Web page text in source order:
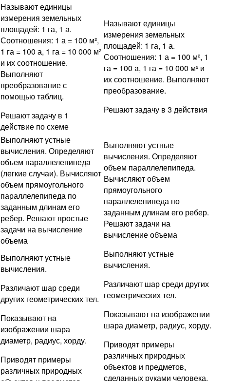
Называют единицы
измерения земельных
площадей: 1 га, 1 а.
Соотношения: 1 а = 100 м²,
1 га = 100 а, 1 га = 10 000 м²
и их соотношение.
Выполняют
преобразование с
помощью таблиц.
Решают задачу в 1
действие по схеме
Называют единицы
измерения земельных
площадей: 1 га, 1 а.
Соотношения: 1 а = 100 м², 1
га = 100 а, 1 га = 10 000 м² и
их соотношение. Выполняют
преобразование.
Решают задачу в 3 действия
Выполняют устные
вычисления. Определяют
объем параллелепипеда
(легкие случаи). Вычисляют
объем прямоугольного
параллелепипеда по
заданным длинам его
ребер. Решают простые
задачи на вычисление
объема
Выполняют устные
вычисления. Определяют
объем параллелепипеда.
Вычисляют объем
прямоугольного
параллелепипеда по
заданным длинам его ребер.
Решают задачи на
вычисление объема
Выполняют устные
вычисления.
Различают шар среди
других геометрических тел.
Показывают на
изображении шара
диаметр, радиус, хорду.
Приводят примеры
различных природных
Выполняют устные
вычисления.
Различают шар среди других
геометрических тел.
Показывают на изображении
шара диаметр, радиус, хорду.
Приводят примеры
различных природных
объектов и предметов,
сделанных руками человека,